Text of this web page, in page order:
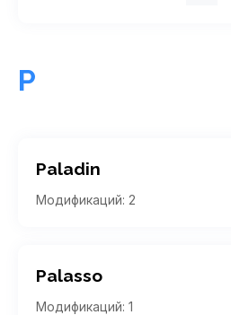
P
Paladin
Модификаций: 2
Palasso
Модификаций: 1